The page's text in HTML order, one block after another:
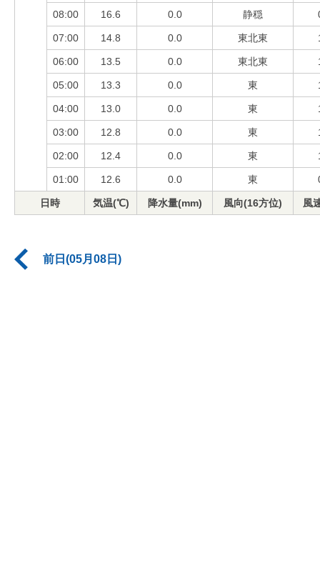
08:00 16.6 0.0 静穏
07:00 14.8 0.0 東北東
06:00 13.5 0.0 東北東
05:00 13.3 0.0 東
04:00 13.0 0.0 東
03:00 12.8 0.0 東
02:00 12.4 0.0 東
01:00 12.6 0.0 東
日時 気温(℃) 降水量(mm) 風向(16方位) 風
前日(05月08日)